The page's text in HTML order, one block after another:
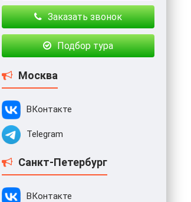
Заказать звонок
Подбор тура
Москва
ВКонтакте
Telegram
Санкт-Петербург
ВКонтакте